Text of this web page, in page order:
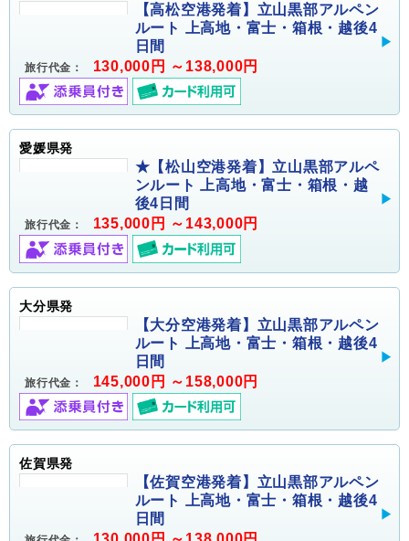
【高松空港発着】立山黒部アルペン
ルート 上高地・富士・箱根・越後4
日間
旅行代金： 130,000円 ～138,000円
愛媛県発
★【松山空港発着】立山黒部アルペ
ンルート 上高地・富士・箱根・越
後4日間
旅行代金： 135,000円 ～143,000円
大分県発
【大分空港発着】立山黒部アルペン
ルート 上高地・富士・箱根・越後4
日間
旅行代金： 145,000円 ～158,000円
佐賀県発
【佐賀空港発着】立山黒部アルペン
ルート 上高地・富士・箱根・越後4
日間